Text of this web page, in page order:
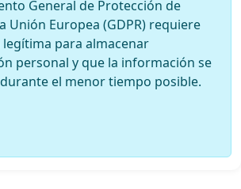
General de Protección de
Unión Europea (GDPR) requiere
para almacenar
personal y que la información se
el menor tiempo posible.